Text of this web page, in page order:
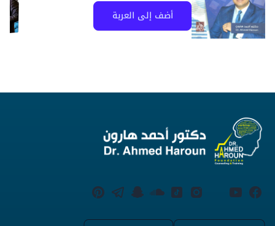
أضف إلى العربة